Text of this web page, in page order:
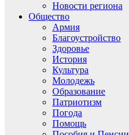
Новости региона
Общество
Армия
Благоустройство
Здоровье
История
Культура
Молодежь
Образование
Патриотизм
Погода
Помощь